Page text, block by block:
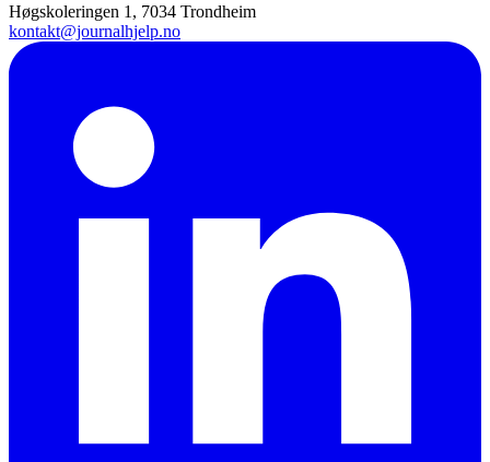
Høgskoleringen 1, 7034 Trondheim
kontakt@journalhjelp.no